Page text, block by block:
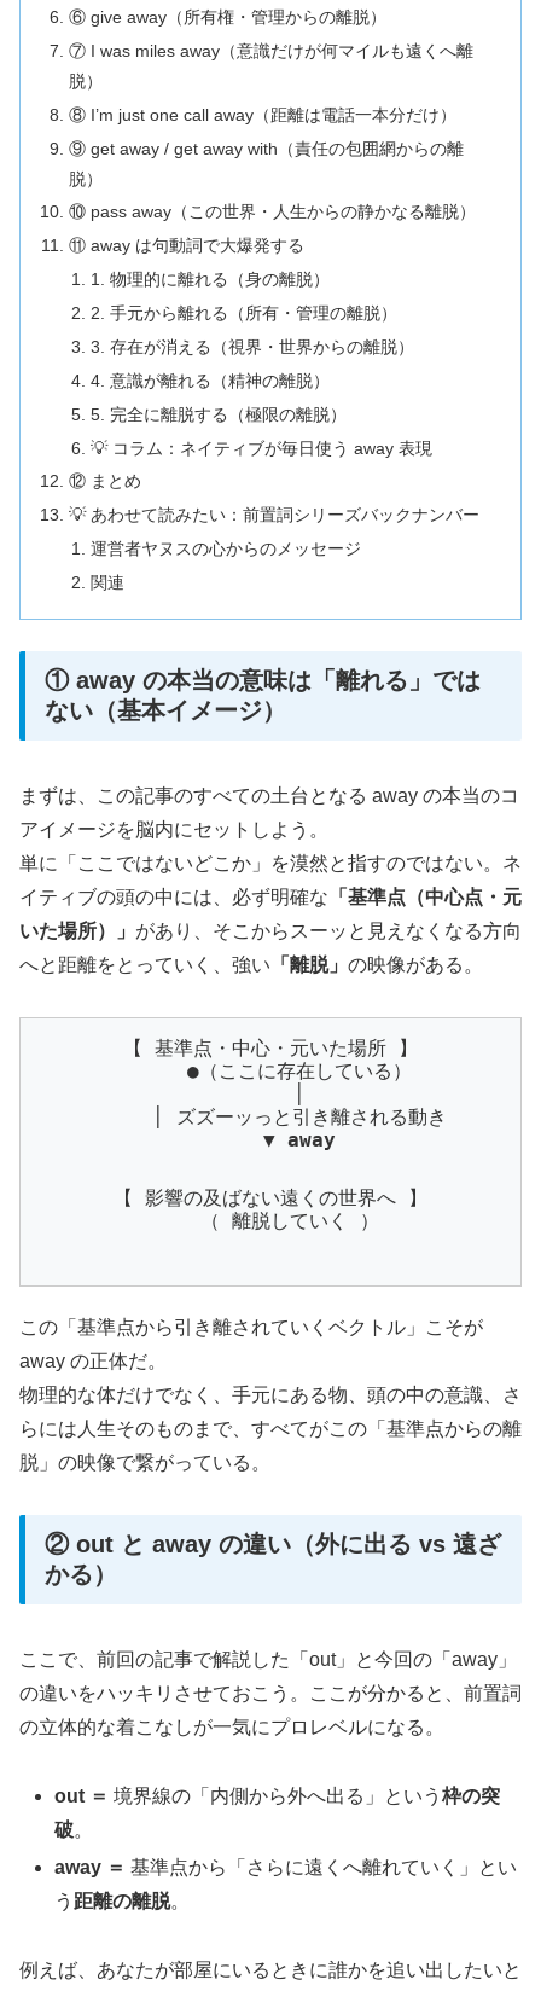
⑥ give away（所有権・管理からの離脱）
⑦ I was miles away（意識だけが何マイルも遠くへ離
脱）
⑧ I’m just one call away（距離は電話一本分だけ）
⑨ get away / get away with（責任の包囲網からの離
脱）
⑩ pass away（この世界・人生からの静かなる離脱）
⑪ away は句動詞で大爆発する
1. 物理的に離れる（身の離脱）
2. 手元から離れる（所有・管理の離脱）
3. 存在が消える（視界・世界からの離脱）
4. 意識が離れる（精神の離脱）
5. 完全に離脱する（極限の離脱）
💡 コラム：ネイティブが毎日使う away 表現
⑫ まとめ
💡 あわせて読みたい：前置詞シリーズバックナンバー
運営者ヤヌスの心からのメッセージ
関連
① away の本当の意味は「離れる」では
ない（基本イメージ）
まずは、この記事のすべての土台となる away の本当のコ
アイメージを脳内にセットしよう。
単に「ここではないどこか」を漠然と指すのではない。ネ
イティブの頭の中には、必ず明確な 「基準点（中心点・元
いた場所）」 があり、そこからスーッと見えなくなる方向
へと距離をとっていく、強い 「離脱」 の映像がある。
【 基準点・中心・元いた場所 】
●（ここに存在している）
│ ズズーッっと引き離される動き
▼ away
【 影響の及ばない遠くの世界へ 】
（ 離脱していく ）
この「基準点から引き離されていくベクトル」こそが
away の正体だ。
物理的な体だけでなく、手元にある物、頭の中の意識、さ
らには人生そのものまで、すべてがこの「基準点からの離
脱」の映像で繋がっている。
② out と away の違い（外に出る vs 遠ざ
かる）
ここで、前回の記事で解説した「out」と今回の「away」
の違いをハッキリさせておこう。ここが分かると、前置詞
の立体的な着こなしが一気にプロレベルになる。
out ＝ 境界線の「内側から外へ出る」という枠の突
破。
away ＝ 基準点から「さらに遠くへ離れていく」とい
う 距離の離脱。
例えば、あなたが部屋にいるときに誰かを追い出したいと